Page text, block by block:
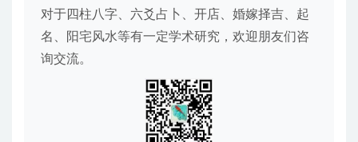
对于四柱八字、六爻占卜、开店、婚嫁择吉、起
名、阳宅风水等有一定学术研究，欢迎朋友们咨
询交流。